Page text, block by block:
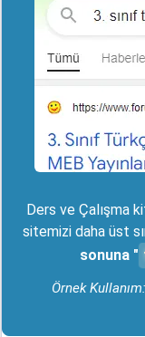
Ders ve Çalışma
sitemizi daha üst
sonuna "
Örnek